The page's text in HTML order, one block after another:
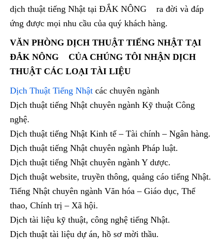
dịch thuật tiếng Nhật tại ĐẮK NÔNG ra đời và đáp
ứng được mọi nhu cầu của quý khách hàng.
VĂN PHÒNG DỊCH THUẬT TIẾNG NHẬT TẠI
ĐẮK NÔNG CỦA CHÚNG TÔI NHẬN DỊCH
THUẬT CÁC LOẠI TÀI LIỆU
Dịch Thuật Tiếng Nhật các chuyên ngành
Dịch thuật tiếng Nhật chuyên ngành Kỹ thuật Công
nghệ.
Dịch thuật tiếng Nhật Kinh tế – Tài chính – Ngân hàng.
Dịch thuật tiếng Nhật chuyên ngành Pháp luật.
Dịch thuật tiếng Nhật chuyên ngành Y dược.
Dịch thuật website, truyền thông, quảng cáo tiếng Nhật.
Tiếng Nhật chuyên ngành Văn hóa – Giáo dục, Thể
thao, Chính trị – Xã hội.
Dịch tài liệu kỹ thuật, công nghệ tiếng Nhật.
Dịch thuật tài liệu dự án, hồ sơ mời thầu.